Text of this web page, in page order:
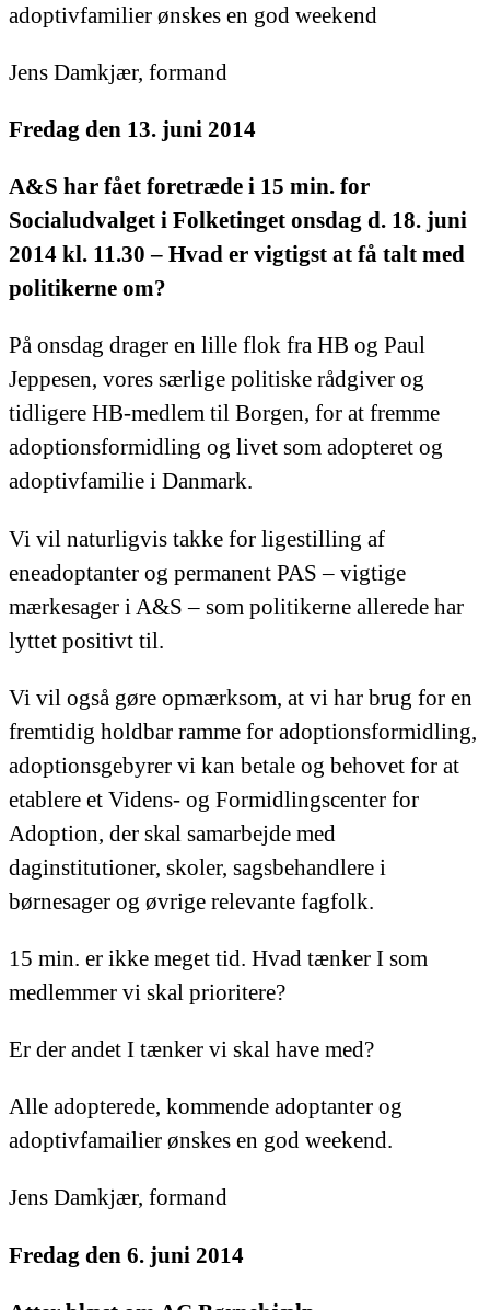
adoptivfamilier ønskes en god weekend
Jens Damkjær, formand
Fredag den 13. juni 2014
A&S har fået foretræde i 15 min. for
Socialudvalget i Folketinget onsdag d. 18. juni
2014 kl. 11.30 – Hvad er vigtigst at få talt med
politikerne om?
På onsdag drager en lille flok fra HB og Paul
Jeppesen, vores særlige politiske rådgiver og
tidligere HB-medlem til Borgen, for at fremme
adoptionsformidling og livet som adopteret og
adoptivfamilie i Danmark.
Vi vil naturligvis takke for ligestilling af
eneadoptanter og permanent PAS – vigtige
mærkesager i A&S – som politikerne allerede har
lyttet positivt til.
Vi vil også gøre opmærksom, at vi har brug for en
fremtidig holdbar ramme for adoptionsformidling,
adoptionsgebyrer vi kan betale og behovet for at
etablere et Videns- og Formidlingscenter for
Adoption, der skal samarbejde med
daginstitutioner, skoler, sagsbehandlere i
børnesager og øvrige relevante fagfolk.
15 min. er ikke meget tid. Hvad tænker I som
medlemmer vi skal prioritere?
Er der andet I tænker vi skal have med?
Alle adopterede, kommende adoptanter og
adoptivfamailier ønskes en god weekend.
Jens Damkjær, formand
Fredag den 6. juni 2014